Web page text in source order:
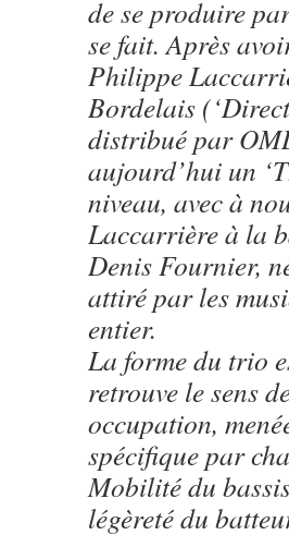
de se produire
se fait. Après
Philippe
Bordelais
distribué par
aujourd’hui un
niveau, avec à
Laccarrière à la
Denis Fournier,
attiré par les
entier.
La forme du trio
retrouve le sens
occupation,
spécifique par
Mobilité du
légèreté du